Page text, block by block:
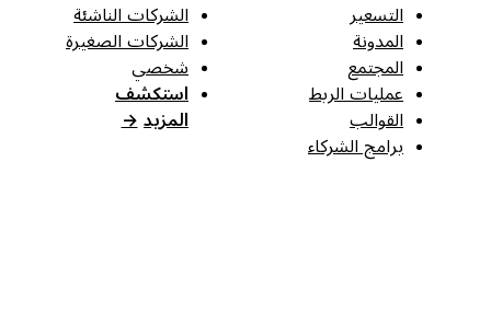
التسعير
المدونة
المجتمع
عمليات الربط
القوالب
برامج الشركاء
الشركات الناشئة
الشركات الصغيرة
شخصي
استكشف
المزيد →